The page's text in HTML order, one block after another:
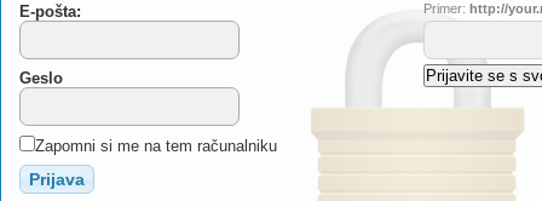
E-pošta:
Geslo
Zapomni si me na tem računalniku
Primer: http://